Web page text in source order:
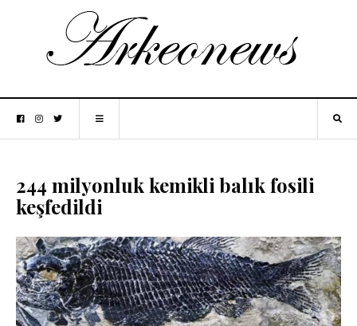
244 milyonluk kemikli balık fosili
keşfedildi